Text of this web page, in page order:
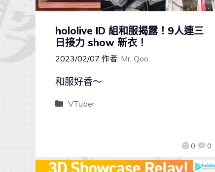
hololive ID 組和服揭露！9人連三
日接力 show 新衣！
2023/02/07 作者: Mr. Qoo
0 0
和服好香～
VTuber